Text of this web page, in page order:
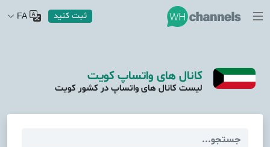
ثبت کنید
کانال های واتساپ کویت
لیست کانال های واتساپ در کشور کویت